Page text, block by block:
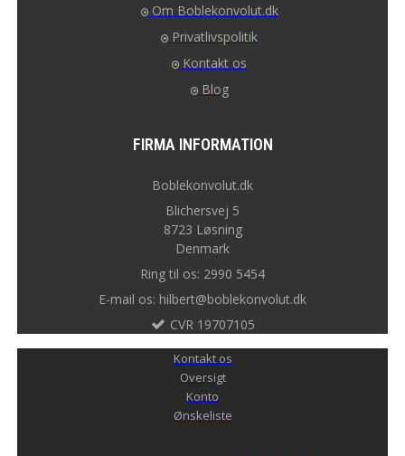
Om Boblekonvolut.dk
Privatlivspolitik
Kontakt os
Blog
FIRMA INFORMATION
Boblekonvolut.dk
Blichersvej 5
8723 Løsning
Denmark
Ring til os: 2990 5454
E-mail os: hilbert@boblekonvolut.dk
CVR 19707105
Kontakt os
Oversigt
Konto
Ønskeliste